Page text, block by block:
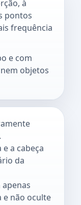
à
pontos
frequência
e com
objetos
a cabeça
da
e não oculte